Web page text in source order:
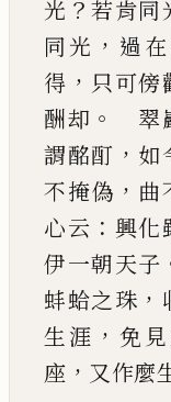
光 ？若肯同
同光 ， 過
得 ， 只可傍
酬却 。 翠
謂酩酊 ， 如
不掩偽 ， 曲
心云 ： 興化
伊一朝天子
蚌蛤之珠 ，
生涯 ， 免見
座 ， 又作麼